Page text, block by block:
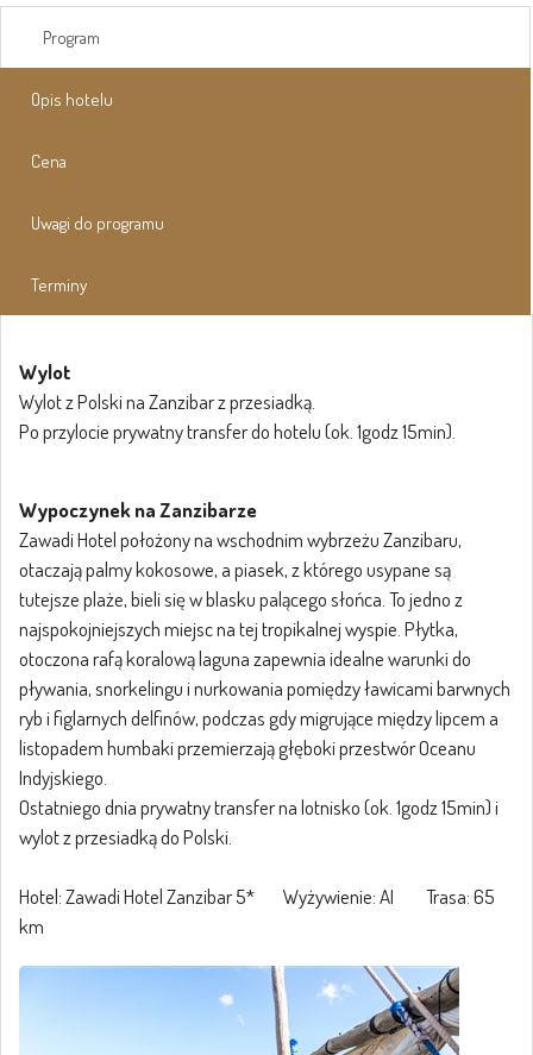
Program
Opis hotelu
Cena
Uwagi do programu
Terminy
Wylot
Wylot z Polski na Zanzibar z przesiadką.
Po przylocie prywatny transfer do hotelu (ok. 1godz 15min).
Wypoczynek na Zanzibarze
Zawadi Hotel położony na wschodnim wybrzeżu Zanzibaru,
otaczają palmy kokosowe, a piasek, z którego usypane są
tutejsze plaże, bieli się w blasku palącego słońca. To jedno z
najspokojniejszych miejsc na tej tropikalnej wyspie. Płytka,
otoczona rafą koralową laguna zapewnia idealne warunki do
pływania, snorkelingu i nurkowania pomiędzy ławicami barwnych
ryb i figlarnych delfinów, podczas gdy migrujące między lipcem a
listopadem humbaki przemierzają głęboki przestwór Oceanu
Indyjskiego.
Ostatniego dnia prywatny transfer na lotnisko (ok. 1godz 15min) i
wylot z przesiadką do Polski.
Hotel: Zawadi Hotel Zanzibar 5* Wyżywienie: AI Trasa: 65
km